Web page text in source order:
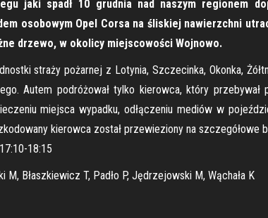
jaki spadł 10 grudnia nad naszym regionem
osobowym Opel Corsa na śliskiej nawierzchni
drzewo, w okolicy miejscowości Wojnowo.
straży pożarnej z Lotynia, Szczecinka, Okonka,
Autem podróżował tylko kierowca, który przebywał
miejsca wypadku, odłączeniu mediów w
kierowca został przewieziony na szczegółowe
18:15
M, Błaszkiewicz T, Padło P, Jędrzejowski M, Wąchała K